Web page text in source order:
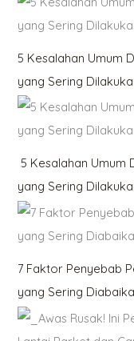
5 Kesalahan Umum
yang Sering
5 Kesalahan Umum
yang Sering
7 Faktor Penyebab
yang Sering